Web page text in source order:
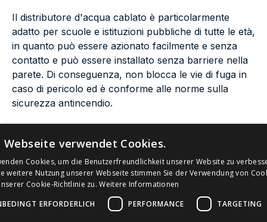
Il distributore d'acqua cablato è particolarmente
adatto per scuole e istituzioni pubbliche di tutte le età,
in quanto può essere azionato facilmente e senza
contatto e può essere installato senza barriere nella
parete. Di conseguenza, non blocca le vie di fuga in
caso di pericolo ed è conforme alle norme sulla
sicurezza antincendio.
Germany? La fontana pubblicaBach
convince grazie al certificato di sicurezza idrica
“DVGW” più prestigioso della Germania, al
acquisto: scoprite subito la fontana per acqua
Webseite verwendet Cookies.
Cookies, um die Benutzerfreundlichkeit unserer Website zu
weitere Nutzung unserer Webseite stimmen Sie der Verwendung von
Cookie-Richtlinie zu. Weitere Informationen
ERFORDERLICH
PERFORMANCE TARGETING